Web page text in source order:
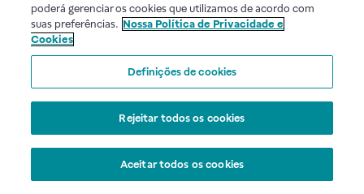
poderá gerenciar os cookies que utilizamos de acordo com
suas preferências. Nossa Política de Privacidade e
Cookies
Definições de cookies
Rejeitar todos os cookies
Aceitar todos os cookies